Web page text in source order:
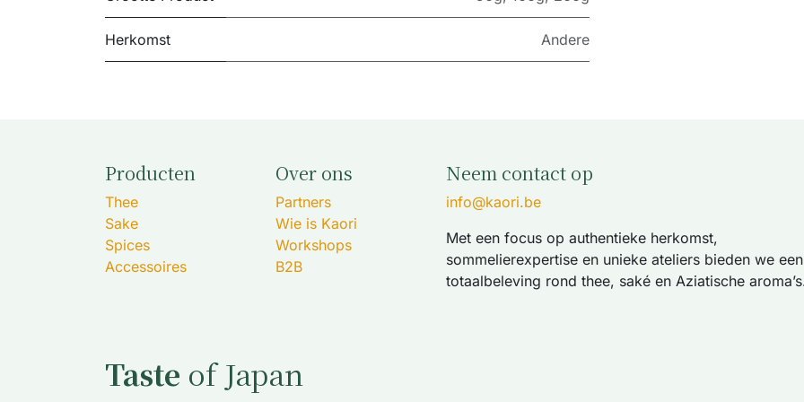
Herkomst Andere
Producten
Thee
Sake
Spices
Accessoires
Over ons
Partners
Wie is Kaori
Workshops
B2B
Neem contact op
info@kaori.be
Met een focus op authentieke herkomst,
sommelierexpertise en unieke ateliers bieden we een
totaalbeleving rond thee, saké en Aziatische
Taste of Japan